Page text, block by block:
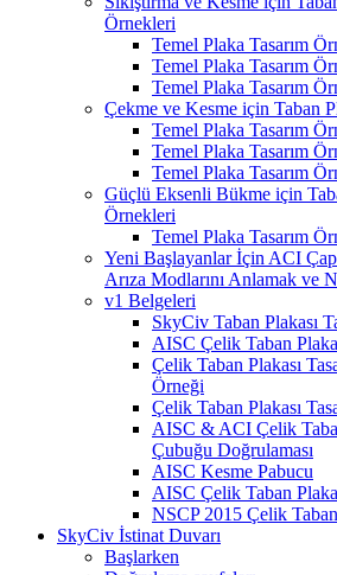
Örnekleri
Temel Plaka Tasarım
Temel Plaka Tasarım
Temel Plaka Tasarım
Çekme ve Kesme için Taban
Temel Plaka Tasarım
Temel Plaka Tasarım
Temel Plaka Tasarım
Güçlü Eksenli Bükme için
Örnekleri
Temel Plaka Tasarım
Yeni Başlayanlar İçin ACI
Arıza Modlarını Anlamak ve
v1 Belgeleri
SkyCiv Taban Plakası
AISC Çelik Taban
Çelik Taban Plakası
Örneği
Çelik Taban Plakası
AISC & ACI Çelik
Çubuğu Doğrulaması
AISC Kesme Pabucu
AISC Çelik Taban
NSCP 2015 Çelik Taban
SkyCiv İstinat Duvarı
Başlarken